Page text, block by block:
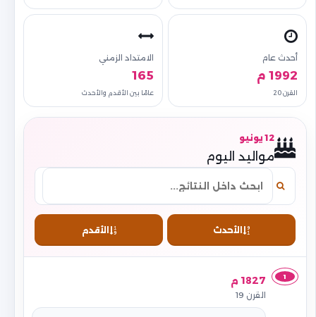
أحدث عام
1992 م
القرن 20
الامتداد الزمني
165
عامًا بين الأقدم والأحدث
12 يونيو
مواليد اليوم
الأحدث الأقدم
1 1827 م
القرن 19